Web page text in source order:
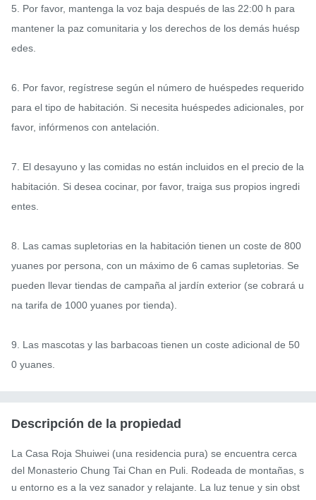
5. Por favor, mantenga la voz baja después de las 22:00 h para
mantener la paz comunitaria y los derechos de los demás huésp
edes.
6. Por favor, regístrese según el número de huéspedes requerido
para el tipo de habitación. Si necesita huéspedes adicionales, por
favor, infórmenos con antelación.
7. El desayuno y las comidas no están incluidos en el precio de la
habitación. Si desea cocinar, por favor, traiga sus propios ingredi
entes.
8. Las camas supletorias en la habitación tienen un coste de 800
yuanes por persona, con un máximo de 6 camas supletorias. Se
pueden llevar tiendas de campaña al jardín exterior (se cobrará u
na tarifa de 1000 yuanes por tienda).
9. Las mascotas y las barbacoas tienen un coste adicional de 50
0 yuanes.
Descripción de la propiedad
La Casa Roja Shuiwei (una residencia pura) se encuentra cerca
del Monasterio Chung Tai Chan en Puli. Rodeada de montañas, s
u entorno es a la vez sanador y relajante. La luz tenue y sin obst